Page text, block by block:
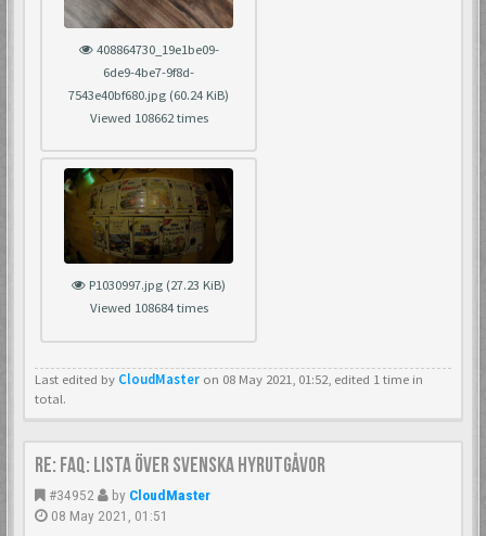
408864730_19e1be09-
6de9-4be7-9f8d-
7543e40bf680.jpg (60.24 KiB)
Viewed 108662 times
P1030997.jpg (27.23 KiB)
Viewed 108684 times
Last edited by CloudMaster on 08 May 2021, 01:52, edited 1 time in
total.
Re: FAQ: Lista över svenska hyrutgåvor
#34952 by CloudMaster
08 May 2021, 01:51